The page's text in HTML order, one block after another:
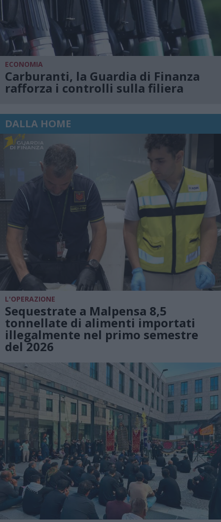
ECONOMIA
Carburanti, la Guardia di Finanza
rafforza i controlli sulla filiera
DALLA HOME
L'OPERAZIONE
Sequestrate a Malpensa 8,5
tonnellate di alimenti importati
illegalmente nel primo semestre
del 2026